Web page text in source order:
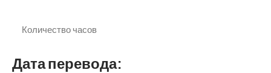
Дата перевода: